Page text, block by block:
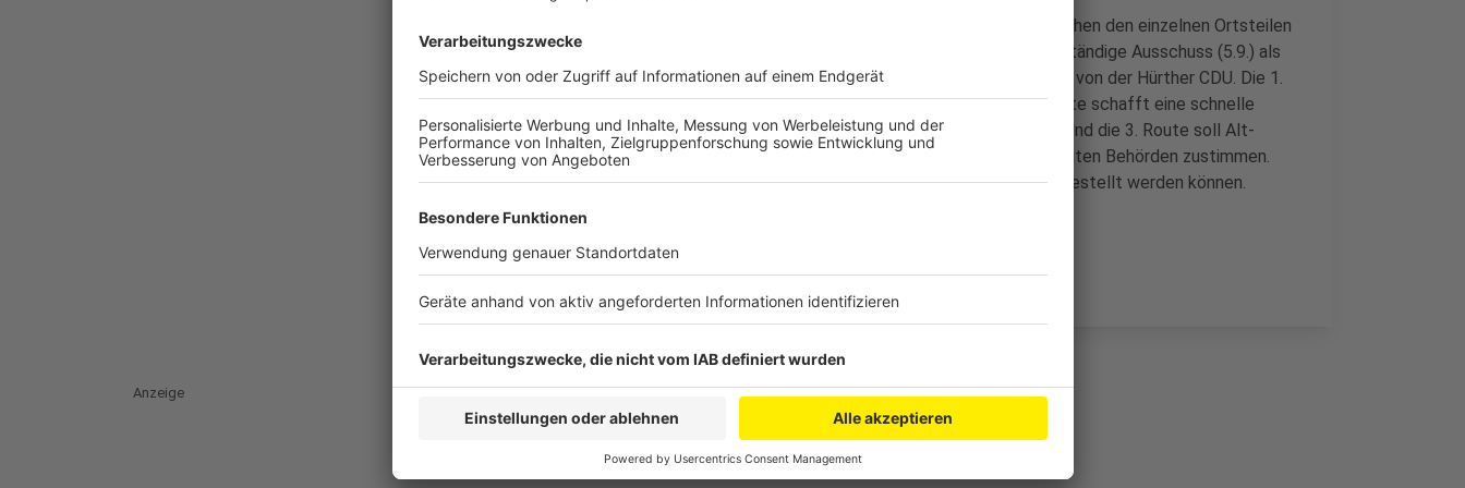
Danach sollen Routen, die abseits der vielbefahren Straßen zwischen den einzelnen Ortsteilen
liegen deutlicher Ausgeschildert werden. Drei Routen hat der zuständige Ausschuss (5.9.) als
Ergänzung zum NRW-Wegweisungssystem beschlossen, heißt es von der Hürther CDU. Die 1.
Radroute führt danach von Berrenrath nach Stotzheim, die 2. Route schafft eine schnelle
Verbindung zwischen Kendenich und Sielsdorf über Hermülheim. Und die 3. Route soll Alt-
Hürth, Stotzheim und Gleuel verbinden. Jetzt müssen alle beteiligten Behörden zustimmen.
Die CDU hofft, dass die Hinweisschilder noch in diesem Jahr aufgestellt werden können.
Anzeige
Anzeige